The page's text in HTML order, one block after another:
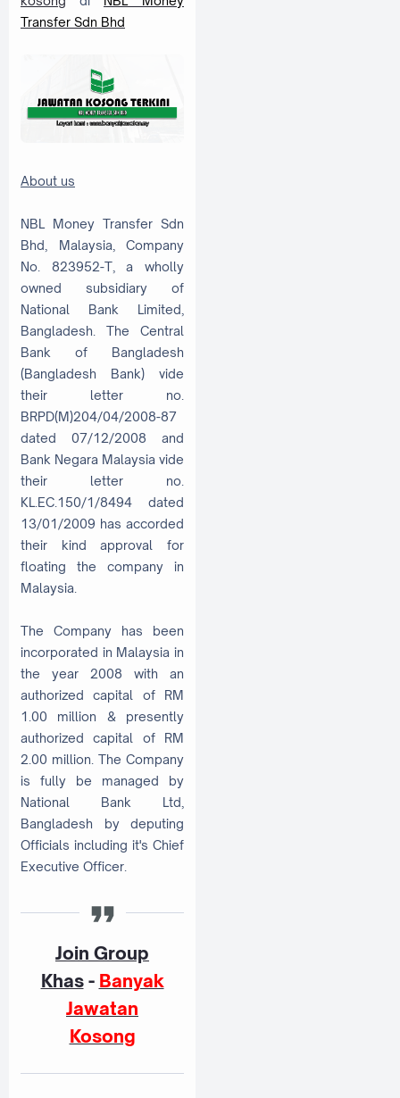
Transfer Sdn Bhd
About us
NBL Money Transfer Sdn
Bhd, Malaysia, Company
No. 823952-T, a wholly
owned subsidiary of
National Bank Limited,
Bangladesh. The Central
Bank of Bangladesh
(Bangladesh Bank) vide
their letter no.
BRPD(M)204/04/2008-87
dated 07/12/2008 and
Bank Negara Malaysia vide
their letter no.
KL.EC.150/1/8494 dated
13/01/2009 has accorded
their kind approval for
floating the company in
Malaysia.
The Company has been
incorporated in Malaysia in
the year 2008 with an
authorized capital of RM
1.00 million & presently
authorized capital of RM
2.00 million. The Company
is fully be managed by
National Bank Ltd,
Bangladesh by deputing
Officials including it's Chief
Executive Officer.
Join Group
Khas- Banyak
Jawatan
Kosong